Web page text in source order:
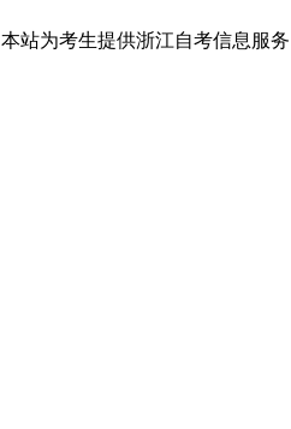
本站为考生提供浙江自考信息服